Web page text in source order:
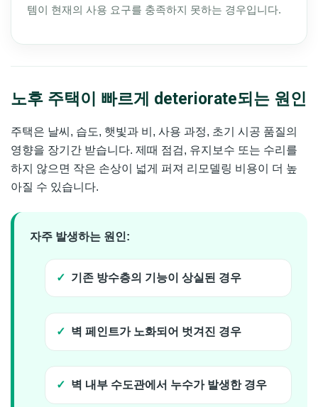
템이 현재의 사용 요구를 충족하지 못하는 경우입니다.
노후 주택이 빠르게 deteriorate되는 원인
주택은 날씨, 습도, 햇빛과 비, 사용 과정, 초기 시공 품질의
영향을 장기간 받습니다. 제때 점검, 유지보수 또는 수리를
하지 않으면 작은 손상이 넓게 퍼져 리모델링 비용이 더 높
아질 수 있습니다.
자주 발생하는 원인:
기존 방수층의 기능이 상실된 경우
벽 페인트가 노화되어 벗겨진 경우
벽 내부 수도관에서 누수가 발생한 경우